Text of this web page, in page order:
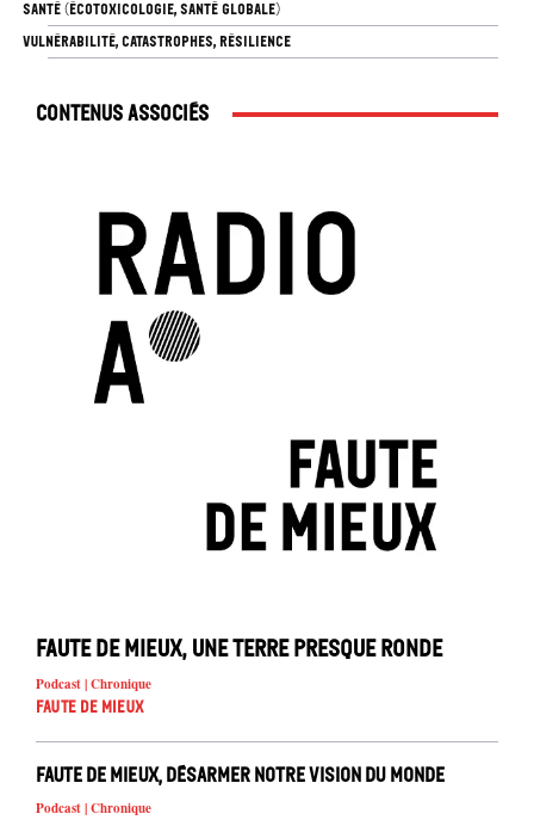
SANTÉ (ÉCOTOXICOLOGIE, SANTÉ GLOBALE)
VULNÉRABILITÉ, CATASTROPHES, RÉSILIENCE
Contenus associés
Faute de mieux, une Terre presque ronde
Podcast | Chronique
Faute de mieux
Faute de mieux, désarmer notre vision du monde
Podcast | Chronique